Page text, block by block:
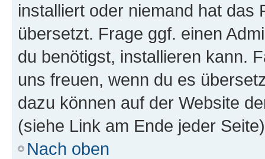
installiert oder niemand hat das
übersetzt. Frage ggf. einen
du benötigst, installieren kann.
uns freuen, wenn du es
dazu können auf der Website
(siehe Link am Ende jeder
Nach oben